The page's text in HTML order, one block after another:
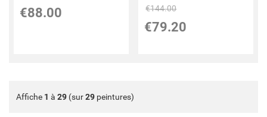
€88.00 €144.00
€79.20
Affiche 1 à 29 (sur29 peintures)